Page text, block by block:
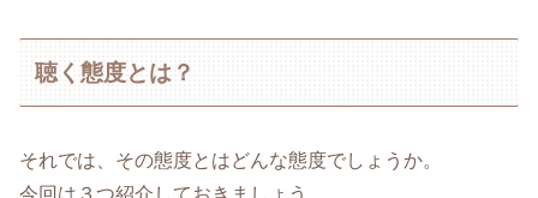
聴く態度とは？
それでは、その態度とはどんな態度でしょうか。